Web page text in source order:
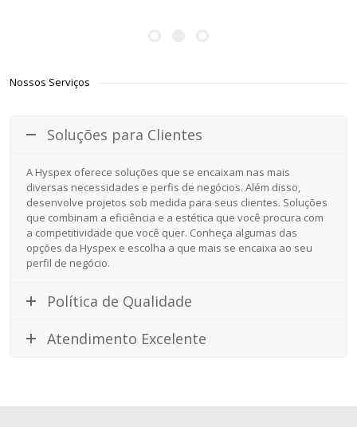
Nossos Serviços
Soluções para Clientes
A Hyspex oferece soluções que se encaixam nas mais
diversas necessidades e perfis de negócios. Além disso,
desenvolve projetos sob medida para seus clientes. Soluções
que combinam a eficiência e a estética que você procura com
a competitividade que você quer. Conheça algumas das
opções da Hyspex e escolha a que mais se encaixa ao seu
perfil de negócio.
Política de Qualidade
Atendimento Excelente